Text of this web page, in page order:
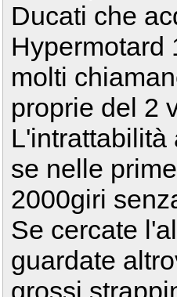
Ducati che
Hypermotard
molti
proprie del 2
se nelle
2000giri
Se cercate
guardate
grossi